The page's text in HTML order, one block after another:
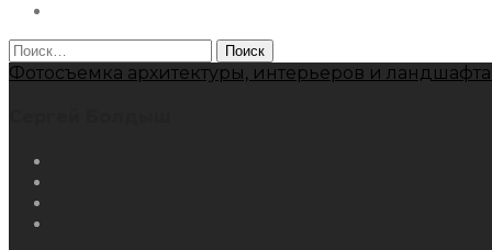
Найти:
Фотосъемка архитектуры, интерьеров и